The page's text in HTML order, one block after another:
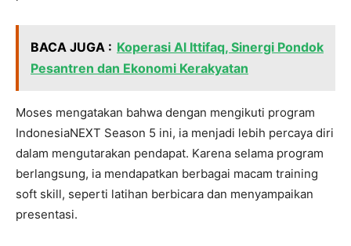
BACA JUGA : Koperasi Al Ittifaq, Sinergi Pondok
Pesantren dan Ekonomi Kerakyatan
Moses mengatakan bahwa dengan mengikuti program
IndonesiaNEXT Season 5 ini, ia menjadi lebih percaya diri
dalam mengutarakan pendapat. Karena selama program
berlangsung, ia mendapatkan berbagai macam training
soft skill, seperti latihan berbicara dan menyampaikan
presentasi.